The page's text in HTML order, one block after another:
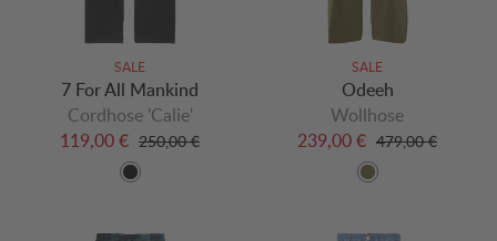
SALE
7 For All Mankind
Cordhose 'Calie'
119,00 € 250,00 €
SALE
Odeeh
Wollhose
239,00 € 479,00 €